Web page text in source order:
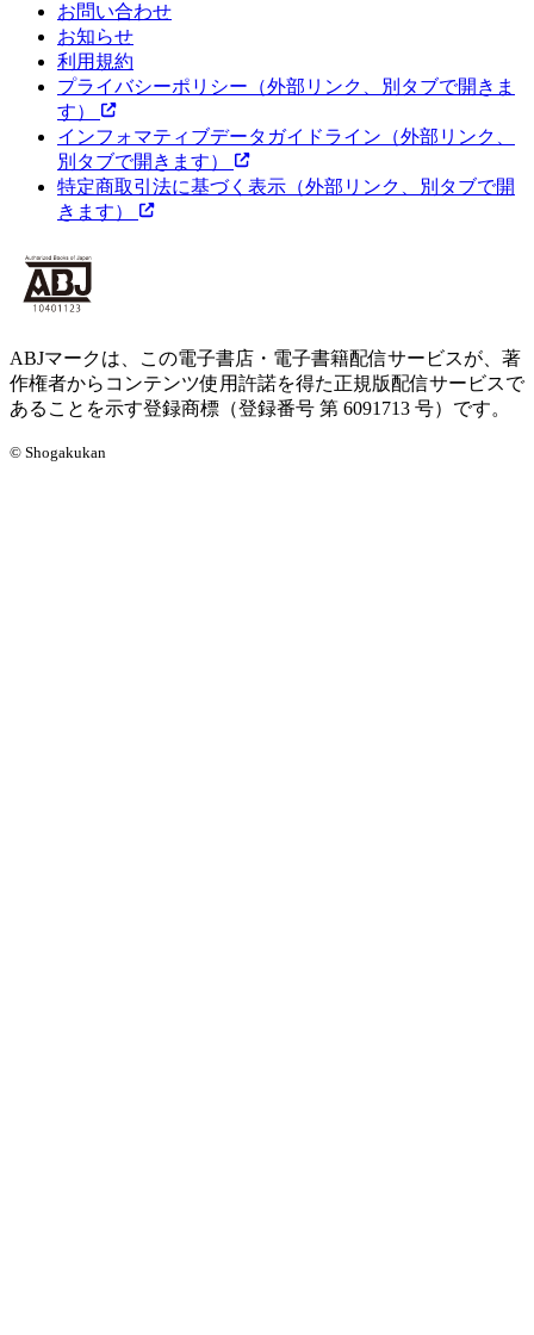
お問い合わせ
お知らせ
利用規約
プライバシーポリシー （外部リンク、別タブで開きま
す）
インフォマティブデータガイドライン （外部リンク、
別タブで開きます）
特定商取引法に基づく表示 （外部リンク、別タブで開
きます）
ABJマークは、この電子書店・電子書籍配信サービスが、著
作権者からコンテンツ使用許諾を得た正規版配信サービスで
あることを示す登録商標（登録番号 第 6091713 号）です。
© Shogakukan